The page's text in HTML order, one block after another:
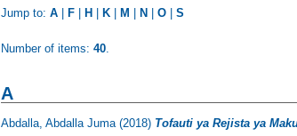
Jump to:A F H K M N |O |S
Number of items:40.
A
Abdalla, Abdalla Juma(2018) Tofauti ya Rejista ya